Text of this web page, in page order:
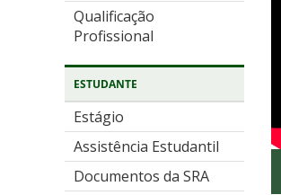
Qualificação
Profissional
ESTUDANTE
Estágio
Assistência Estudantil
Documentos da SRA